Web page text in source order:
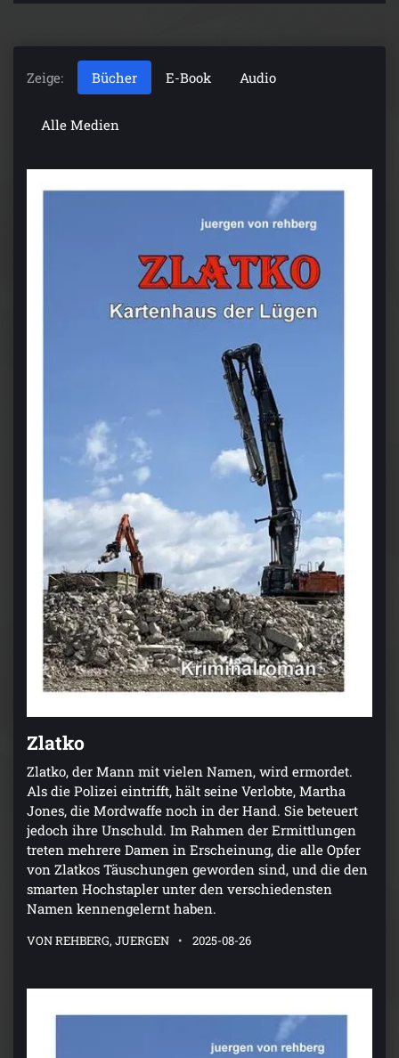
Zeige: Bücher E-Book Audio
Alle Medien
Zlatko
Zlatko, der Mann mit vielen Namen, wird ermordet.
Als die Polizei eintrifft, hält seine Verlobte, Martha
Jones, die Mordwaffe noch in der Hand. Sie beteuert
jedoch ihre Unschuld. Im Rahmen der Ermittlungen
treten mehrere Damen in Erscheinung, die alle Opfer
von Zlatkos Täuschungen geworden sind, und die den
smarten Hochstapler unter den verschiedensten
Namen kennengelernt haben.
VON REHBERG, JUERGEN 2025-08-26